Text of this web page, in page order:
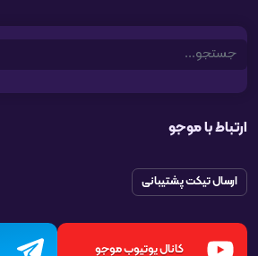
Search
ارتباط با موجو
ارسال تیکت پشتیبانی
کانال یوتیوب موجو